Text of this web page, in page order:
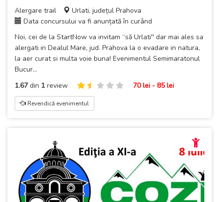
Alergare trail
Urlati, județul Prahova
Data concursului va fi anunțată în curând
Noi, cei de la StartNow va invitam “să Urlati'' dar mai ales sa
alergati in Dealul Mare, jud. Prahova la o evadare in natura,
la aer curat si multa voie buna! Evenimentul Semimaratonul
Bucur...
1.67 din 1 review 70 lei - 85 lei
Revendică evenimentul